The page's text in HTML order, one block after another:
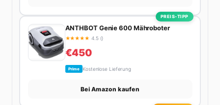
PREIS-TIPP
ANTHBOT Genie 600 Mähroboter
★★★★★ 4.5 ()
€450
Prime Kostenlose Lieferung
Bei Amazon kaufen